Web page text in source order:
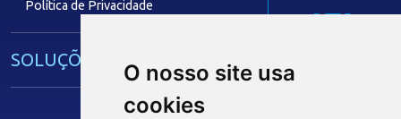
O nosso site usa
cookies
Política de Privacidade
SOLUÇÕES E SERVIÇOS
IEL